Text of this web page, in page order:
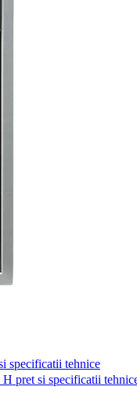
specificatii tehnice
pret si specificatii